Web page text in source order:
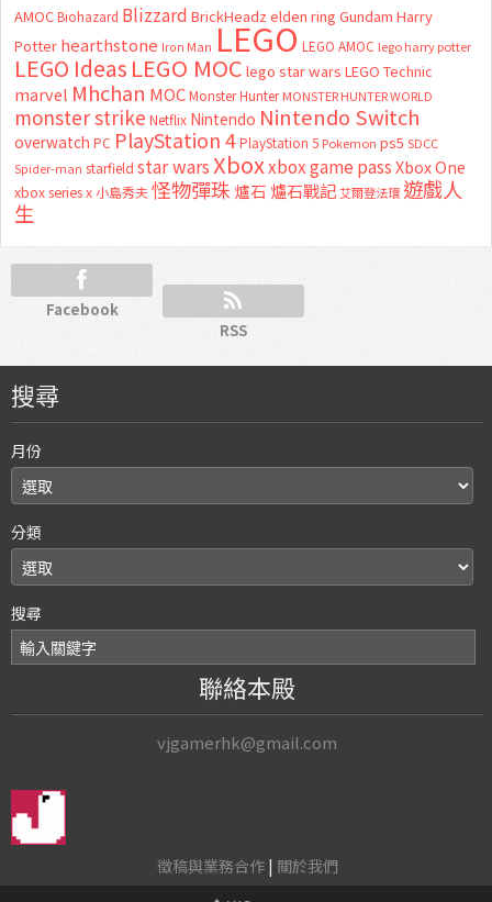
AMOC Biohazard Blizzard BrickHeadz elden ring Gundam Harry
Potter hearthstone Iron Man LEGO LEGO AMOC lego harry potter
LEGO Ideas LEGO MOC lego star wars LEGO Technic
marvel Mhchan MOC Monster Hunter MONSTER HUNTER WORLD
monster strike Netflix Nintendo Nintendo Switch
overwatch PC PlayStation 4 PlayStation 5 Pokemon ps5 SDCC
Spider-man starfield star wars Xboxxbox game passXbox One
xbox series x 小島秀夫怪物彈珠 爐石 爐石戰記艾爾登法環 遊戲人
生
Facebook
RSS
搜尋
月份
分類
搜尋
聯絡本殿
vjgamerhk@gmail.com
徵稿與業務合作| 關於我們